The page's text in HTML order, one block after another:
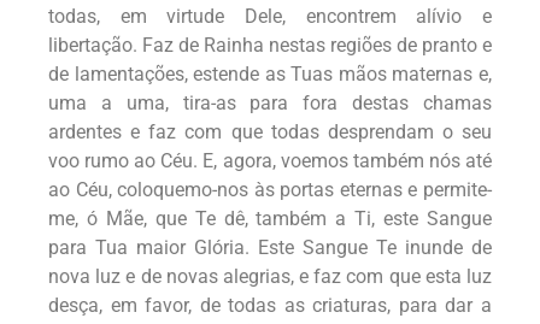
todas, em virtude Dele, encontrem alívio e
libertação. Faz de Rainha nestas regiões de pranto e
de lamentações, estende as Tuas mãos maternas e,
uma a uma, tira-as para fora destas chamas
ardentes e faz com que todas desprendam o seu
voo rumo ao Céu. E, agora, voemos também nós até
ao Céu, coloquemo-nos às portas eternas e permite-
me, ó Mãe, que Te dê, também a Ti, este Sangue
para Tua maior Glória. Este Sangue Te inunde de
nova luz e de novas alegrias, e faz com que esta luz
desça, em favor, de todas as criaturas, para dar a